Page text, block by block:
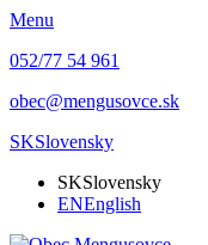
Menu
052/77 54 961
obec@mengusovce.sk
SKSlovensky
SKSlovensky
ENEnglish